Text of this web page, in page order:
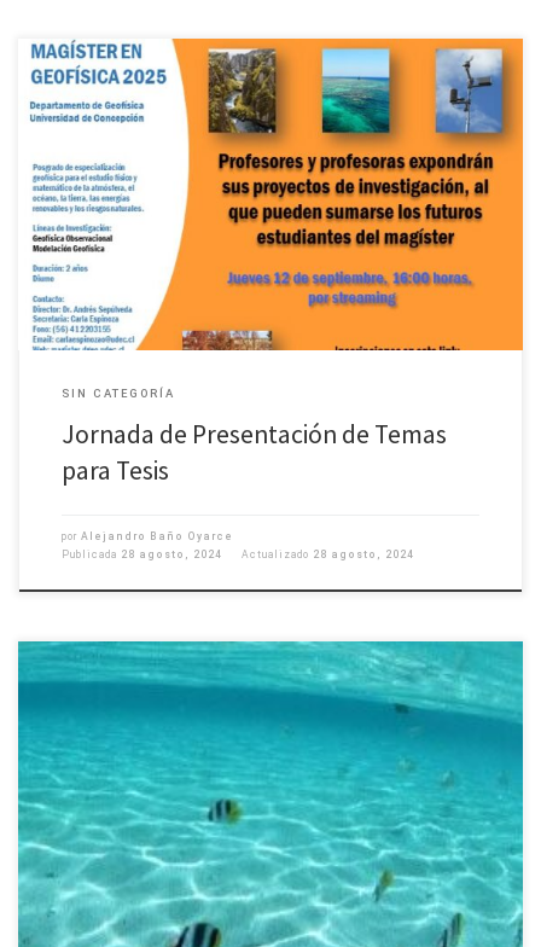
Inscíbete aquí
SIN CATEGORÍA
Jornada de Presentación de Temas
para Tesis
por Alejandro Baño Oyarce
Publicada 28 agosto, 2024 Actualizado 28 agosto, 2024
Los alumnos y alumnas de la Universidad de Concepción han sido
seleccionados para participar en el curso virtual Ocean Data del Proyecto
PRODIGY (The Pacific Rim Ocean Data Mobilization and Technology), que
comenzará el 3 de septiembre a las 11:00 horas de Vancouver (14:00 horas
de Chile). Los estudiantes elegidos […]